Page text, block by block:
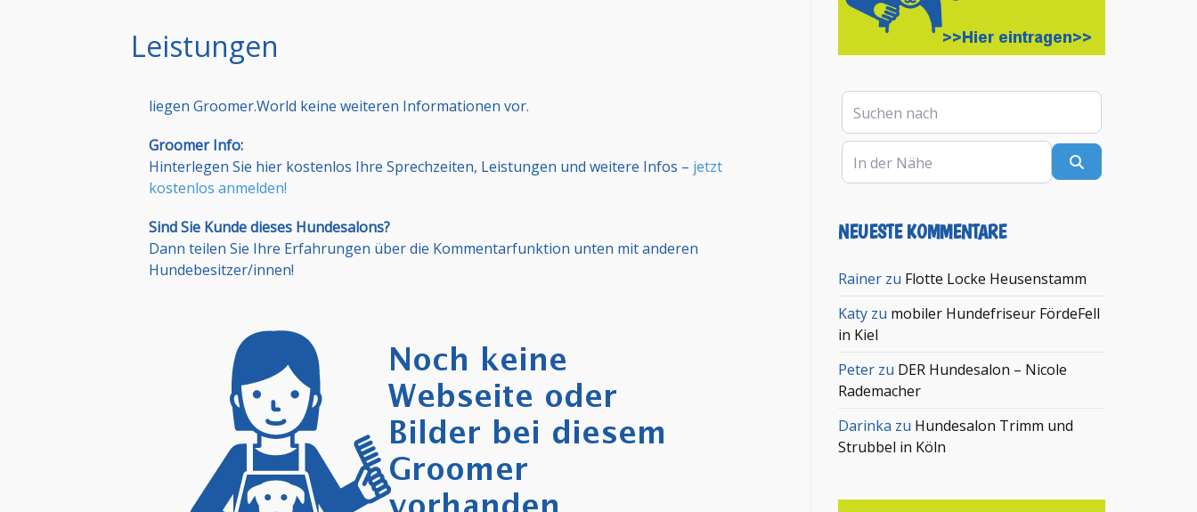
Leistungen
liegen Groomer.World keine weiteren Informationen vor.
Groomer Info:
Hinterlegen Sie hier kostenlos Ihre Sprechzeiten, Leistungen und weitere Infos – jetzt
kostenlos anmelden!
Sind Sie Kunde dieses Hundesalons?
Dann teilen Sie Ihre Erfahrungen über die Kommentarfunktion unten mit anderen
Hundebesitzer/innen!
Suchen nach
In der Nähe
NEUESTE KOMMENTARE
Rainer zu Flotte Locke Heusenstamm
Katy zu mobiler Hundefriseur FördeFell
in Kiel
Peter zu DER Hundesalon – Nicole
Rademacher
Darinka zu Hundesalon Trimm und
Strubbel in Köln